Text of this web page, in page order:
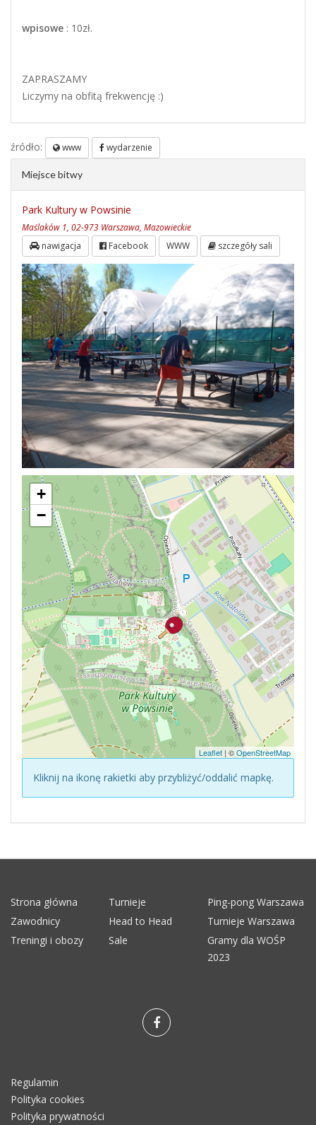
wpisowe : 10zł.
ZAPRASZAMY
Liczymy na obfitą frekwencję :)
źródło: www wydarzenie
Miejsce bitwy
Park Kultury w Powsinie
Maślaków 1, 02-973 Warszawa, Mazowieckie
nawigacja Facebook WWW szczegóły sali
+
−
Leaflet | ©OpenStreetMap
Kliknij na ikonę rakietki aby przybliżyć/oddalić mapkę.
Strona główna Turnieje
Ping-pong Warszawa
Zawodnicy
Head to Head
Turnieje Warszawa
Treningi i obozy
Sale
Gramy dla WOŚP
2023
Regulamin
Polityka cookies
Polityka prywatności